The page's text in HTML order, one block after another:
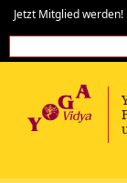
Jetzt Mitglied werden!